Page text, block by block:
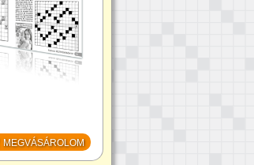
MEGVÁSÁROLOM